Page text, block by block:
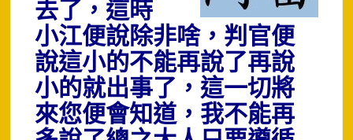
去了，這時
小江便說除非啥，判官便
說這小的不能再說了再說
小的就出事了，這一切將
來您便會知道，我不能再